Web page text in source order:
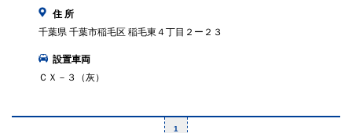
住 所
千葉県 千葉市稲毛区 稲毛東４丁目２ー２３
設置車両
ＣＸ－３（灰）
1